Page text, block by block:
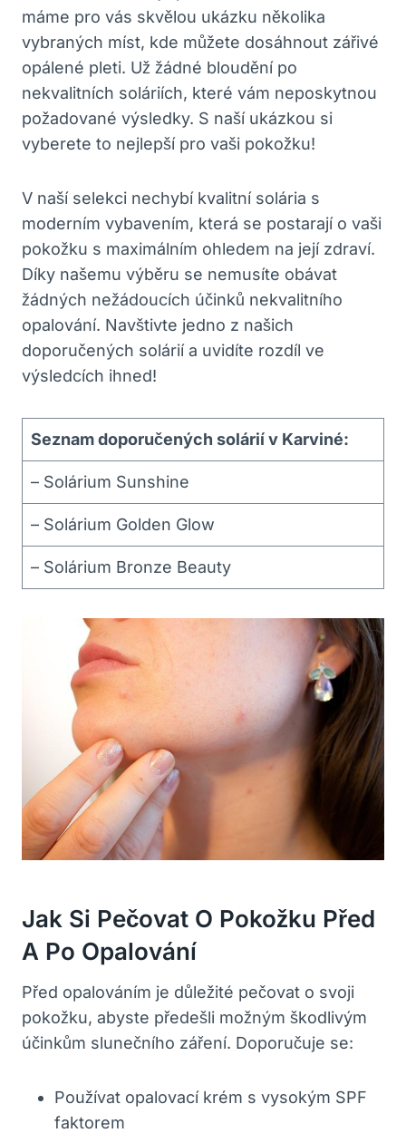
máme pro vás skvělou ukázku několika
vybraných míst, kde můžete dosáhnout zářivé
opálené pleti. Už žádné bloudění po
nekvalitních soláriích, které vám neposkytnou
požadované výsledky. S naší ukázkou si
vyberete to nejlepší pro vaši pokožku!
V naší selekci nechybí kvalitní solária s
moderním vybavením, která se postarají o vaši
pokožku s maximálním ohledem na její zdraví.
Díky našemu výběru se nemusíte obávat
žádných nežádoucích účinků nekvalitního
opalování. Navštivte jedno z našich
doporučených solárií a uvidíte rozdíl ve
výsledcích ihned!
Seznam doporučených solárií v Karviné:
– Solárium Sunshine
– Solárium Golden Glow
– Solárium Bronze Beauty
Jak Si Pečovat O Pokožku Před
A Po Opalování
Před opalováním je důležité pečovat o svoji
pokožku, abyste předešli možným škodlivým
účinkům slunečního záření. Doporučuje se:
Používat opalovací krém s vysokým SPF
faktorem